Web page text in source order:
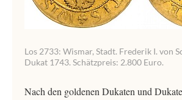
Los 2733: Wismar, Stadt. Frederik I. von
Dukat 1743. Schätzpreis: 2.800 Euro.
Nach den goldenen Dukaten und